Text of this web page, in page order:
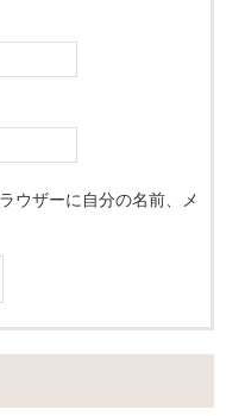
ウザーに自分の名前、メ